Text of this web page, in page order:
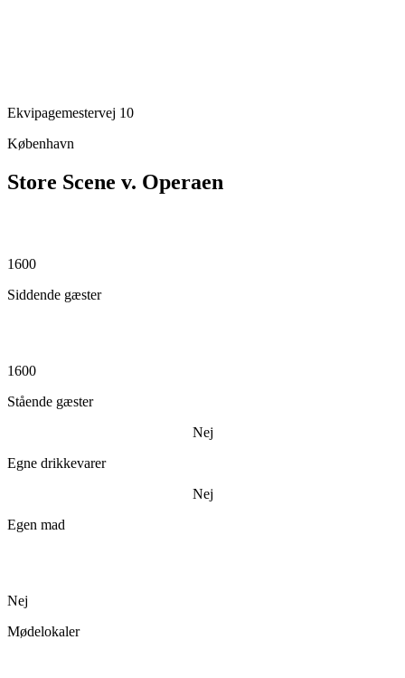
Ekvipagemestervej 10
København
Store Scene v. Operaen
1600
Siddende gæster
1600
Stående gæster
Nej
Egne drikkevarer
Nej
Egen mad
Nej
Mødelokaler